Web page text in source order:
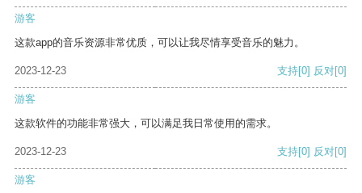
游客
这款app的音乐资源非常优质，可以让我尽情享受音乐的魅力。
2023-12-23 支持[0] 反对[0]
游客
这款软件的功能非常强大，可以满足我日常使用的需求。
2023-12-23 支持[0] 反对[0]
游客